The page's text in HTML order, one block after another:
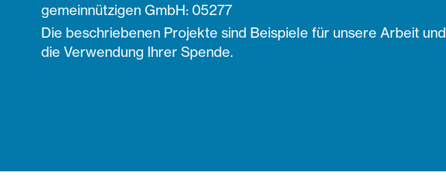
gemeinnützigen GmbH: 05277
Die beschriebenen Projekte sind Beispiele für unsere Arbeit und
die Verwendung Ihrer Spende.